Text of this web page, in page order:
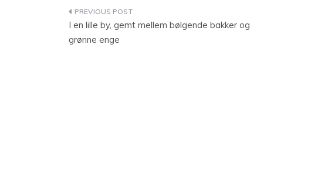
Indlægsnavigation
I en lille by, gemt mellem bølgende bakker og
grønne enge